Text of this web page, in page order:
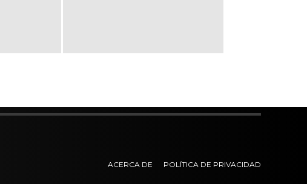
ACERCA DE POLÍTICA DE PRIVACIDAD